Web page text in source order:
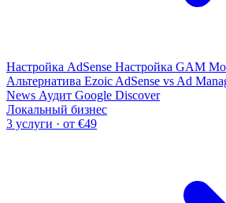
Настройка AdSense Настройка GAM
Альтернатива Ezoic AdSense vs Ad
News Аудит Google Discover
Локальный бизнес
3 услуги · от €49